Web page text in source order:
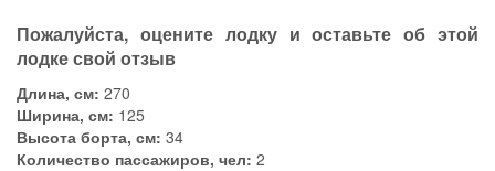
Пожалуйста, оцените лодку и оставьте об этой
лодке свой отзыв
Длина, см: 270
Ширина, см: 125
Высота борта, см: 34
Количество пассажиров, чел: 2